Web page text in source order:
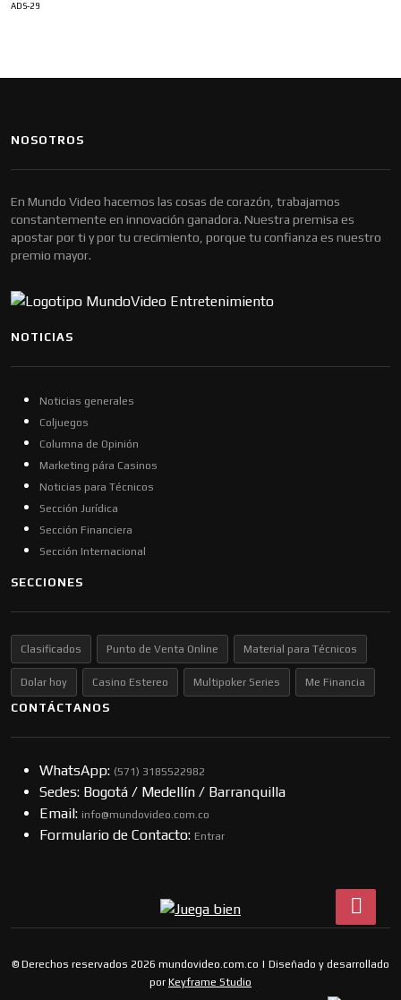
ADS-29
NOSOTROS
En Mundo Video hacemos las cosas de corazón, trabajamos
constantemente en innovación ganadora. Nuestra premisa es
apostar por ti y por tu crecimiento, porque tu confianza es nuestro
premio mayor.
NOTICIAS
Noticias generales
Coljuegos
Columna de Opinión
Marketing pára Casinos
Noticias para Técnicos
Sección Jurídica
Sección Financiera
Sección Internacional
SECCIONES
Clasificados Punto de Venta Online Material para Técnicos
Dolar hoy Casino Estereo Multipoker Series Me Financia
CONTÁCTANOS
WhatsApp: (57​​1) 3185522982
Sedes: Bogotá / Medellín / Barranquilla
Email: info@mundovideo.com.co
Formulario de Contacto: Entrar
© Derechos reservados 2026 mundovideo.com.co | Diseñado y desarrollado
por Keyframe Studio